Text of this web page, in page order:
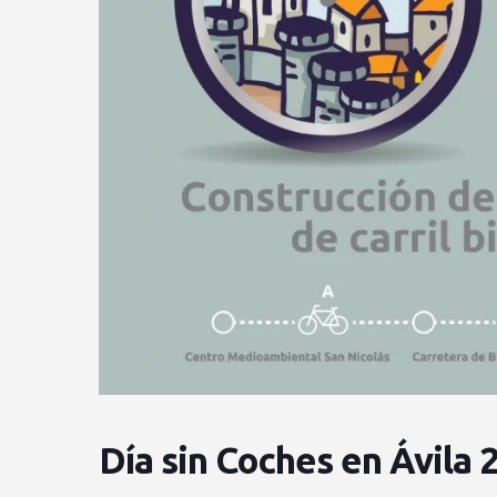
Día sin Coches en Ávila